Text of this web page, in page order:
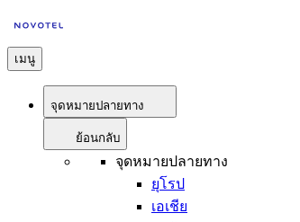
เมนู
จุดหมายปลายทาง
ย้อนกลับ
จุดหมายปลายทาง
ยุโรป
เอเชีย